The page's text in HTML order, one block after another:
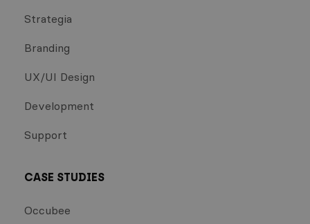
Strategia
Branding
UX/UI Design
Development
Support
CASE STUDIES
Occubee